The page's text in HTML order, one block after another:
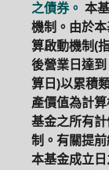
之債券。 本
機制。由於
算啟動機制(
後營業日達
算日)以累積
產價值為計
基金之所有
制。有關提
本基金成立